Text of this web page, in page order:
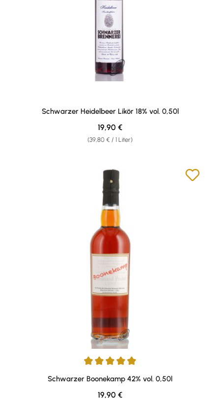
Schwarzer Heidelbeer Likör 18% vol. 0,50l
(39,80 € / 1 Liter)
Regulärer Preis:
19,90 €
Durchschnittliche Bewertung von 5 von 5 Sternen
Schwarzer Boonekamp 42% vol. 0,50l
Regulärer Preis:
19,90 €